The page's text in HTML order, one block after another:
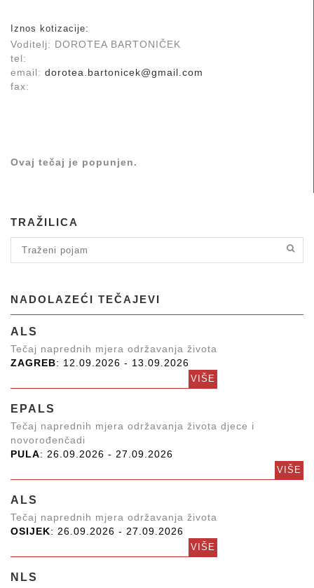
Iznos kotizacije:
Voditelj: DOROTEA BARTONIČEK
tel:
email: dorotea.bartonicek@gmail.com
fax:
Ovaj tečaj je popunjen.
TRAŽILICA
NADOLAZEĆI TEČAJEVI
ALS
Tečaj naprednih mjera održavanja života
ZAGREB: 12.09.2026 - 13.09.2026
VIŠE
EPALS
Tečaj naprednih mjera održavanja života djece i
novorođenčadi
PULA: 26.09.2026 - 27.09.2026
VIŠE
ALS
Tečaj naprednih mjera održavanja života
OSIJEK: 26.09.2026 - 27.09.2026
VIŠE
NLS